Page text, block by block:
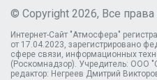
© Copyright 2026, Все
Интернет-Сайт "Атмосфера"
от 17.04.2023, зарегистрировано
сфере связи, информационных
(Роскомнадзор). Учредитель: ООО
редактор: Негреев Дмитрий